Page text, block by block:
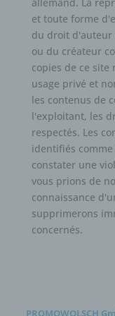
et toute forme
du droit
ou du créateur
copies de ce
usage privé et
les contenus de
l'exploitant, les
respectés. Les
identifiés
constater une
vous prions de
connaissance
supprimerons
concernés.
PROMOWOLSCH
e) le
Le profilage
automatisé de
à utiliser des
évaluer certains
personne
prévoir des
travail, la
localisation ou les
physique.
f) la
La
informations